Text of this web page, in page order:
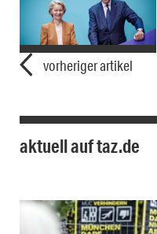
vorheriger artikel
aktuell auf taz.de